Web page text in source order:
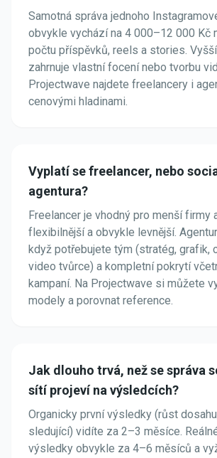
Samotná správa jednoho
obvykle vychází na 4 000–12 000 Kč
počtu příspěvků, reels a stories.
zahrnuje vlastní focení nebo tvorbu
Projectwave najdete freelancery i
cenovými hladinami.
Vyplatí se freelancer, nebo
agentura?
Freelancer je vhodný pro menší firmy
flexibilnější a obvykle levnější.
když potřebujete tým (stratég, grafik,
video tvůrce) a kompletní pokrytí
kampaní. Na Projectwave si můžete
modely a porovnat reference.
Jak dlouho trvá, než se správa
sítí projeví na výsledcích?
Organicky první výsledky (růst
sledující) vidíte za 2–3 měsíce.
výsledky obvykle za 4–6 měsíců a